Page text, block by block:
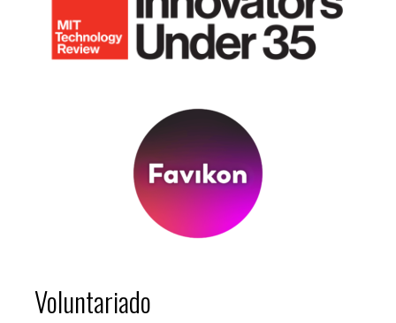
Voluntariado